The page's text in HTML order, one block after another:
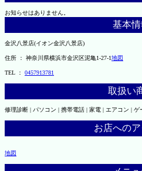
お知らせはありません。
基本情
金沢八景店(イオン金沢八景店)
住所 ： 神奈川県横浜市金沢区泥亀1-27-1地図
TEL ： 0457913781
取扱い
修理診断 | パソコン | 携帯電話 | 家電 | エアコン | ゲ
お店への
地図